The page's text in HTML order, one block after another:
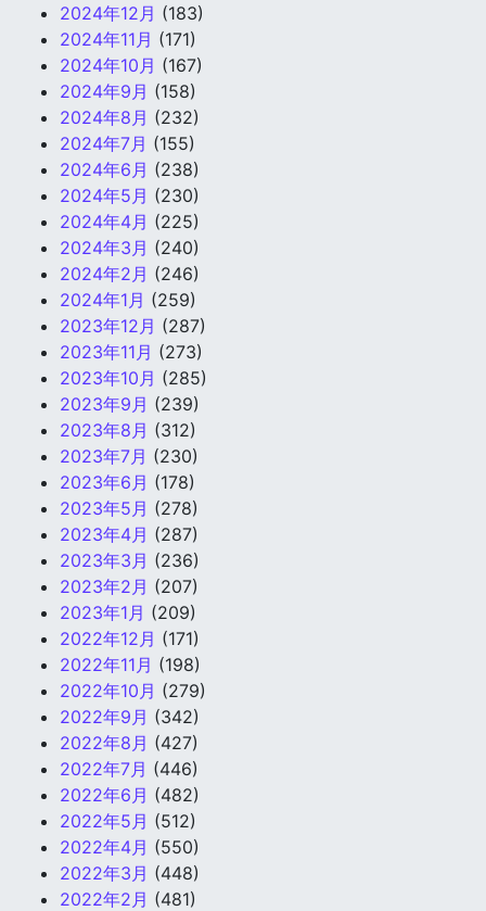
2024年12月 (183)
2024年11月 (171)
2024年10月 (167)
2024年9月 (158)
2024年8月 (232)
2024年7月 (155)
2024年6月 (238)
2024年5月 (230)
2024年4月 (225)
2024年3月 (240)
2024年2月 (246)
2024年1月 (259)
2023年12月 (287)
2023年11月 (273)
2023年10月 (285)
2023年9月 (239)
2023年8月 (312)
2023年7月 (230)
2023年6月 (178)
2023年5月 (278)
2023年4月 (287)
2023年3月 (236)
2023年2月 (207)
2023年1月 (209)
2022年12月 (171)
2022年11月 (198)
2022年10月 (279)
2022年9月 (342)
2022年8月 (427)
2022年7月 (446)
2022年6月 (482)
2022年5月 (512)
2022年4月 (550)
2022年3月 (448)
2022年2月 (481)